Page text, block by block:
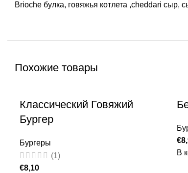
Brioche булка, говяжья котлета ,cheddari сыр,
Похожие товары
Классический Говяжий
Бургер
Бургеры
(1)
€8,10
€
В